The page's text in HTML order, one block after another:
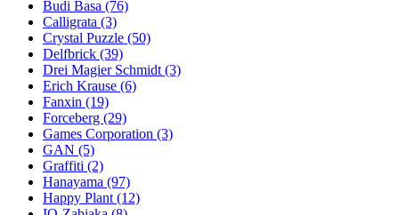
Budi Basa (76)
Calligrata (3)
Crystal Puzzle (50)
Delfbrick (39)
Drei Magier Schmidt (3)
Erich Krause (6)
Fanxin (19)
Forceberg (29)
Games Corporation (3)
GAN (5)
Graffiti (2)
Hanayama (97)
Happy Plant (12)